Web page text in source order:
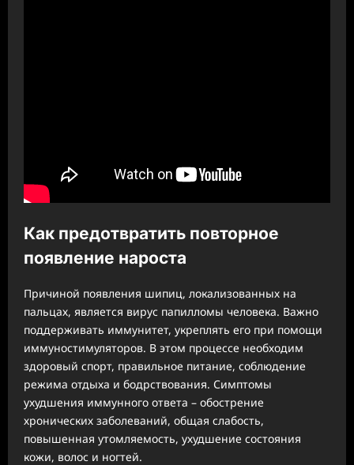
Как предотвратить повторное
появление нароста
Причиной появления шипиц, локализованных на
пальцах, является вирус папилломы человека. Важно
поддерживать иммунитет, укреплять его при помощи
иммуностимуляторов. В этом процессе необходим
здоровый спорт, правильное питание, соблюдение
режима отдыха и бодрствования. Симптомы
ухудшения иммунного ответа – обострение
хронических заболеваний, общая слабость,
повышенная утомляемость, ухудшение состояния
кожи, волос и ногтей.